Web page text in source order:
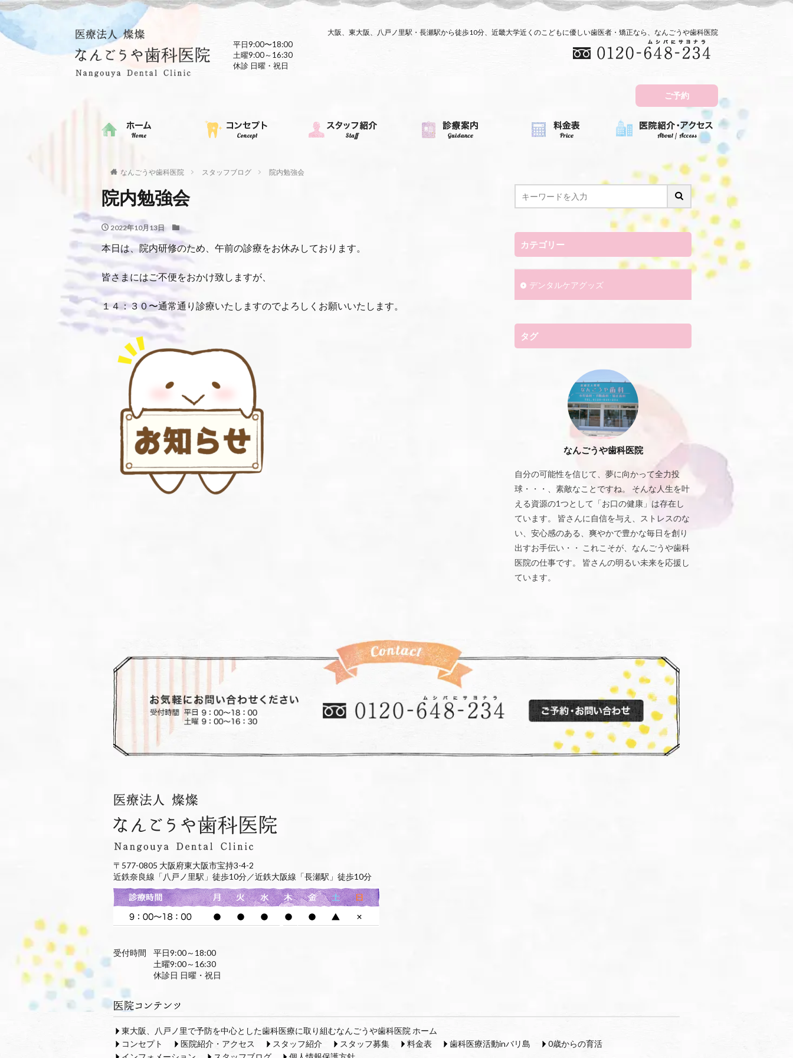
大阪、東大阪、八戸ノ里駅・長瀬駅から徒歩10分、近畿大学近くのこどもに優しい歯医者・矯正なら、なんごうや歯科医院
平日9:00〜18:00
土曜9:00～16:30
休診 日曜・祝日
ご予約
なんごうや歯科医院 スタッフブログ 院内勉強会
院内勉強会
2022年10月13日
本日は、院内研修のため、午前の診療をお休みしております。
皆さまにはご不便をおかけ致しますが、
１４：３０〜通常通り診療いたしますのでよろしくお願いいたします。
カテゴリー
デンタルケアグッズ
タグ
なんごうや歯科医院
自分の可能性を信じて、夢に向かって全力投
球・・・、素敵なことですね。 そんな人生を叶
える資源の1つとして「お口の健康」は存在し
ています。 皆さんに自信を与え、ストレスのな
い、安心感のある、爽やかで豊かな毎日を創り
出すお手伝い・・ これこそが、なんごうや歯科
医院の仕事です。 皆さんの明るい未来を応援し
ています。
〒577-0805 大阪府東大阪市宝持3-4-2
近鉄奈良線「八戸ノ里駅」徒歩10分／近鉄大阪線「長瀬駅」徒歩10分
受付時間
平日9:00～18:00
土曜9:00～16:30
休診日 日曜・祝日
東大阪、八戸ノ里で予防を中心とした歯科医療に取り組むなんごうや歯科医院 ホーム
コンセプト
医院紹介・アクセス スタッフ紹介 スタッフ募集 料金表 歯科医療活動inバリ島
0歳からの育活